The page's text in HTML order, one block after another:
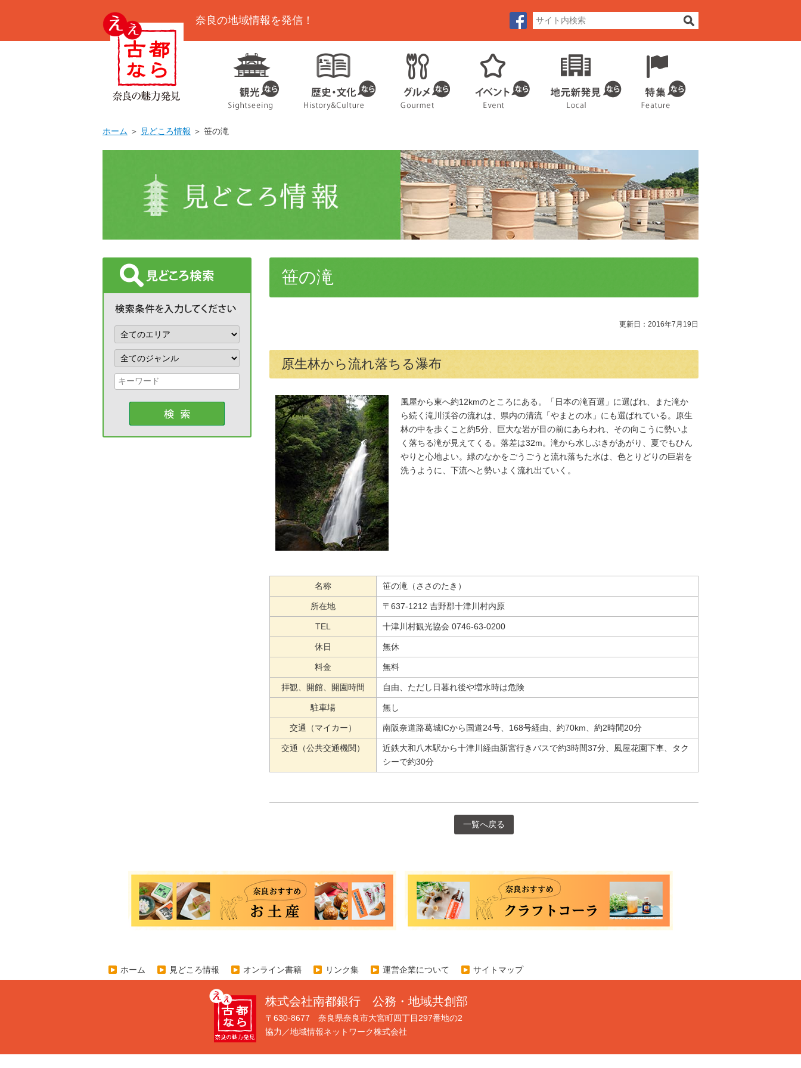
奈良の地域情報を発信！
ホーム ＞ 見どころ情報 ＞ 笹の滝
笹の滝
更新日：2016年7月19日
原生林から流れ落ちる瀑布
風屋から東へ約12kmのところにある。「日本の滝百選」に選ばれ、また滝か
ら続く滝川渓谷の流れは、県内の清流「やまとの水」にも選ばれている。原生
林の中を歩くこと約5分、巨大な岩が目の前にあらわれ、その向こうに勢いよ
く落ちる滝が見えてくる。落差は32m。滝から水しぶきがあがり、夏でもひん
やりと心地よい。緑のなかをごうごうと流れ落ちた水は、色とりどりの巨岩を
洗うように、下流へと勢いよく流れ出ていく。
名称 笹の滝（ささのたき）
所在地 〒637-1212 吉野郡十津川村内原
TEL 十津川村観光協会 0746-63-0200
休日 無休
料金 無料
拝観、開館、開園時間 自由、ただし日暮れ後や増水時は危険
駐車場 無し
交通（マイカー） 南阪奈道路葛城ICから国道24号、168号経由、約70km、約2時間20分
交通（公共交通機関）
近鉄大和八木駅から十津川経由新宮行きバスで約3時間37分、風屋花園下車、タク
シーで約30分
一覧へ戻る
ホーム 見どころ情報 オンライン書籍 リンク集 運営企業について サイトマップ
株式会社南都銀行 公務・地域共創部
〒630-8677 奈良県奈良市大宮町四丁目297番地の2
協力／地域情報ネットワーク株式会社